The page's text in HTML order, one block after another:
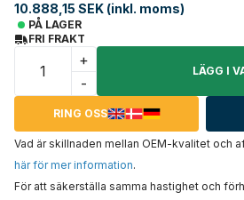
10.888,15 SEK (inkl. moms)
PÅ LAGER
FRI FRAKT
+
-
LÄGG I
RING OSS
Vad är skillnaden mellan OEM-kvalitet och
här för mer information.
För att säkerställa samma hastighet och